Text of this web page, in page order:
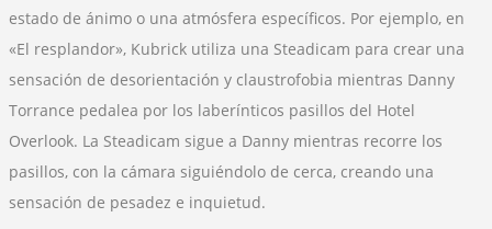
estado de ánimo o una atmósfera específicos. Por ejemplo, en
«El resplandor», Kubrick utiliza una Steadicam para crear una
sensación de desorientación y claustrofobia mientras Danny
Torrance pedalea por los laberínticos pasillos del Hotel
Overlook. La Steadicam sigue a Danny mientras recorre los
pasillos, con la cámara siguiéndolo de cerca, creando una
sensación de pesadez e inquietud.